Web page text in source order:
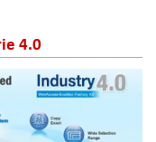
4.0